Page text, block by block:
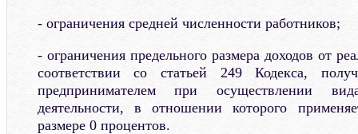
- ограничения средней численности работников;
- ограничения предельного размера доходов от
соответствии со статьей 249 Кодекса,
предпринимателем при осуществлении
деятельности, в отношении которого
размере 0 процентов.